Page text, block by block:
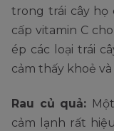
trong trái cây họ
cấp vitamin C
ép các loại trái
cảm thấy khoẻ
Rau củ quả:
cảm lạnh rất